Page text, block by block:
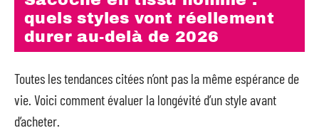
quels styles vont réellement
durer au-delà de 2026
Toutes les tendances citées n’ont pas la même espérance de
vie. Voici comment évaluer la longévité d’un style avant
d’acheter.